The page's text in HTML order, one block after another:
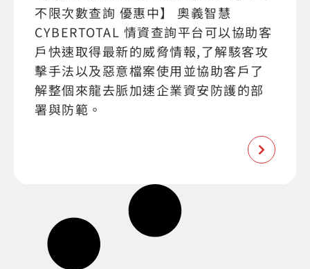
不限次數查詢 優惠中】 奧義智慧
CYBERTOTAL 情資查詢平台可以協助客
戶快速取得最新的威脅情報,了解駭客攻
擊手法以及惡意檔案使用並協助客戶了
解整個來龍去脈加速企業資安防護的部
署與防範。